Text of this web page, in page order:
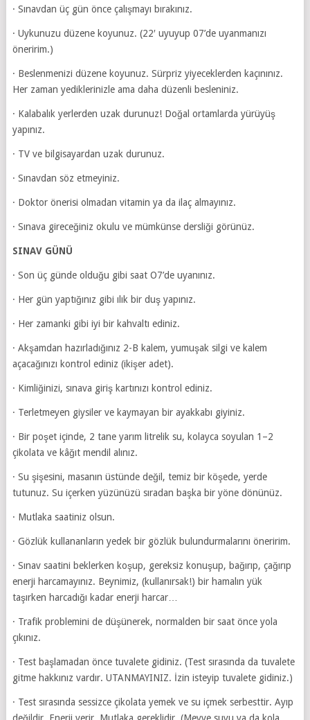
· Sınavdan üç gün önce çalışmayı bırakınız.
· Uykunuzu düzene koyunuz. (22′ uyuyup 07’de uyanmanızı
öneririm.)
· Beslenmenizi düzene koyunuz. Sürpriz yiyeceklerden kaçınınız.
Her zaman yediklerinizle ama daha düzenli besleniniz.
· Kalabalık yerlerden uzak durunuz! Doğal ortamlarda yürüyüş
yapınız.
· TV ve bilgisayardan uzak durunuz.
· Sınavdan söz etmeyiniz.
· Doktor önerisi olmadan vitamin ya da ilaç almayınız.
· Sınava gireceğiniz okulu ve mümkünse dersliği görünüz.
SINAV GÜNÜ
· Son üç günde olduğu gibi saat O7’de uyanınız.
· Her gün yaptığınız gibi ılık bir duş yapınız.
· Her zamanki gibi iyi bir kahvaltı ediniz.
· Akşamdan hazırladığınız 2-B kalem, yumuşak silgi ve kalem
açacağınızı kontrol ediniz (ikişer adet).
· Kimliğinizi, sınava giriş kartınızı kontrol ediniz.
· Terletmeyen giysiler ve kaymayan bir ayakkabı giyiniz.
· Bir poşet içinde, 2 tane yarım litrelik su, kolayca soyulan 1–2
çikolata ve kâğıt mendil alınız.
· Su şişesini, masanın üstünde değil, temiz bir köşede, yerde
tutunuz. Su içerken yüzünüzü sıradan başka bir yöne dönünüz.
· Mutlaka saatiniz olsun.
· Gözlük kullananların yedek bir gözlük bulundurmalarını öneririm.
· Sınav saatini beklerken koşup, gereksiz konuşup, bağırıp, çağırıp
enerji harcamayınız. Beynimiz, (kullanırsak!) bir hamalın yük
taşırken harcadığı kadar enerji harcar…
· Trafik problemini de düşünerek, normalden bir saat önce yola
çıkınız.
· Test başlamadan önce tuvalete gidiniz. (Test sırasında da tuvalete
gitme hakkınız vardır. UTANMAYINIZ. İzin isteyip tuvalete gidiniz.)
· Test sırasında sessizce çikolata yemek ve su içmek serbesttir. Ayıp
değildir. Enerji verir. Mutlaka gereklidir. (Meyve suyu ya da kola